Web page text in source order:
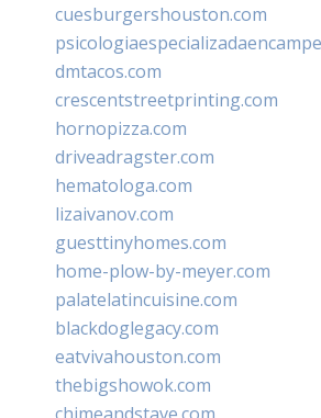
cuesburgershouston.com
dmtacos.com
crescentstreetprinting.com
hornopizza.com
driveadragster.com
hematologa.com
lizaivanov.com
guesttinyhomes.com
home-plow-by-meyer.com
palatelatincuisine.com
blackdoglegacy.com
eatvivahouston.com
thebigshowok.com